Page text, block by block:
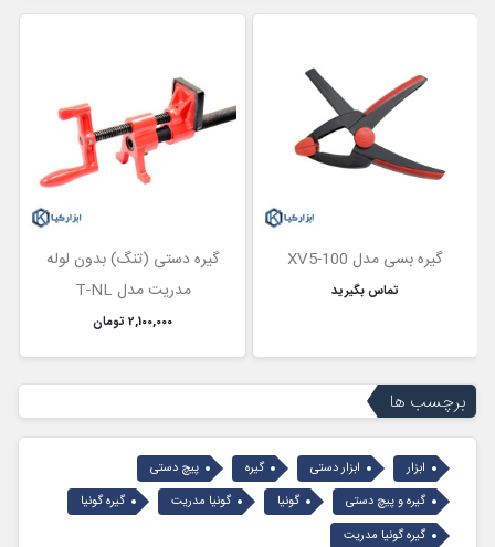
گیره بسی مدل XV5-100
تماس بگیرید
گیره دستی (تنگ) بدون لوله
مدریت مدل T-NL
2,100,000 تومان
برچسب ها
ابزار ابزار دستی گیره
پیچ دستی
گیره و پیچ دستی
گونیا گونیا مدریت
گیره گونیا
گیره گونیا مدریت